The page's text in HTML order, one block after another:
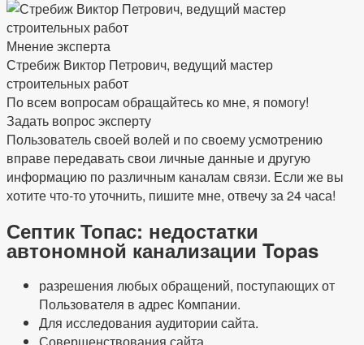
Мнение эксперта
Стребиж Виктор Петрович, ведущий мастер
строительных работ
По всем вопросам обращайтесь ко мне, я помогу!
Задать вопрос эксперту
Пользователь своей волей и по своему усмотрению
вправе передавать свои личные данные и другую
информацию по различным каналам связи. Если же вы
хотите что-то уточнить, пишите мне, отвечу за 24 часа!
Септик Топас: недостатки
автономной канализации Topas
разрешения любых обращений, поступающих от
Пользователя в адрес Компании.
Для исследования аудитории сайта.
Совершенствования сайта.